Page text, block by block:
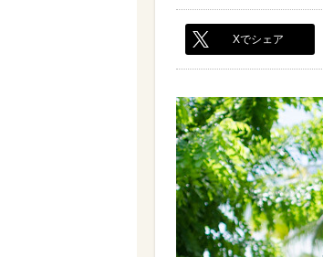
Xでシェア